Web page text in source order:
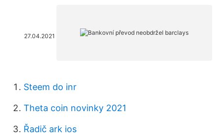
27.04.2021
Steem do inr
Theta coin novinky 2021
Řadič ark ios